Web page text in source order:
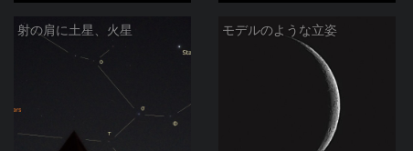
射の肩に土星、火星 モデルのような立姿